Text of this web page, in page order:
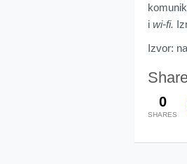
i wi-fi.
Izvor:
0
SHARES